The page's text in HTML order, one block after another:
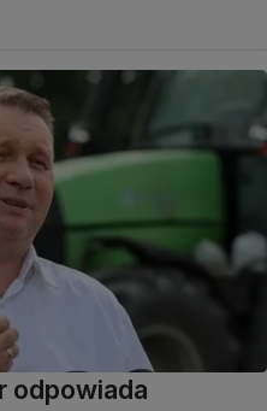
odpowiada